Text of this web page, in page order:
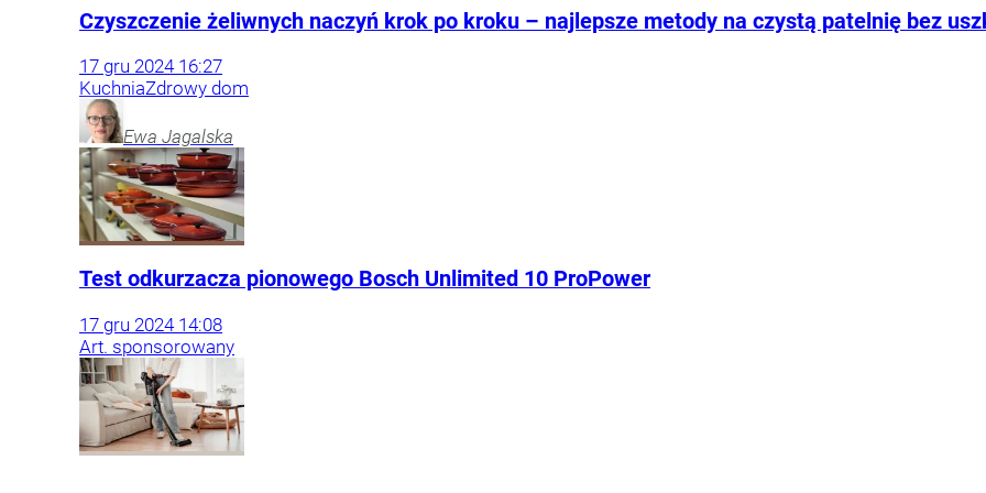
Czyszczenie żeliwnych naczyń krok po kroku – najlepsze metody na czystą patelnię bez
17 gru 2024 16:27
KuchniaZdrowy dom
Ewa Jagalska
Test odkurzacza pionowego Bosch Unlimited 10 ProPower
17 gru 2024 14:08
Art. sponsorowany